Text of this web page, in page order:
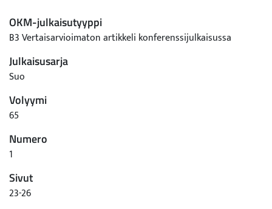
OKM-julkaisutyyppi
B3 Vertaisarvioimaton artikkeli konferenssijulkaisussa
Julkaisusarja
Suo
Volyymi
65
Numero
1
Sivut
23-26